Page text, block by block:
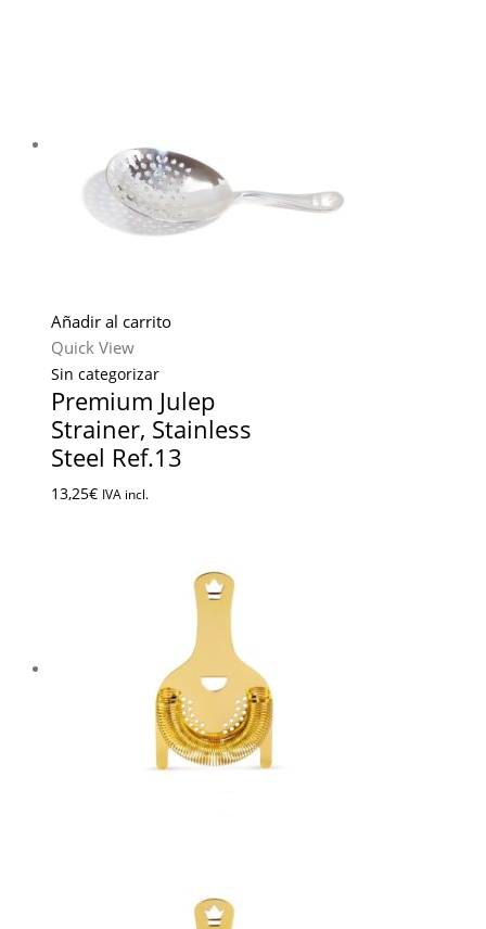
Añadir al carrito
Quick View
Sin categorizar
Premium Julep
Strainer, Stainless
Steel Ref.13
13,25€ IVA incl.